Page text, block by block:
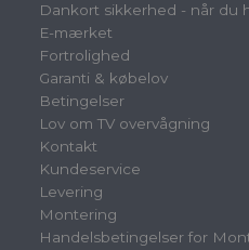
Dankort sikkerhed - når du
E-mærket
Fortrolighed
Garanti & købelov
Betingelser
Lov om TV overvågning
Kontakt
Kundeservice
Levering
Montering
Handelsbetingelser for